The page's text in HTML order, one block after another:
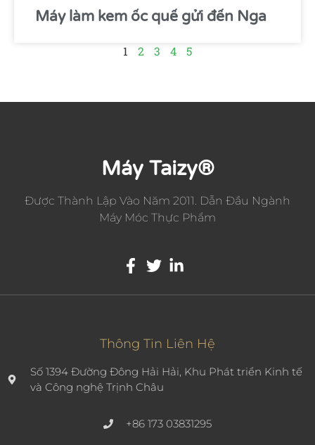
Máy làm kem ốc quế gửi đến Nga
1 2 3 4 5
Máy Taizy®
Được Thành Lập Vào Năm 2011. Dẫn Đầu Ngành
Máy Móc Thực Phẩm
Thông Tin Liên Hệ
Số 1394 Đường Đông Hải Hải, Khu Phát triển Kinh tế
và Công nghệ Trịnh Châu
+86 173 03831295
Whatsapp
Wechat